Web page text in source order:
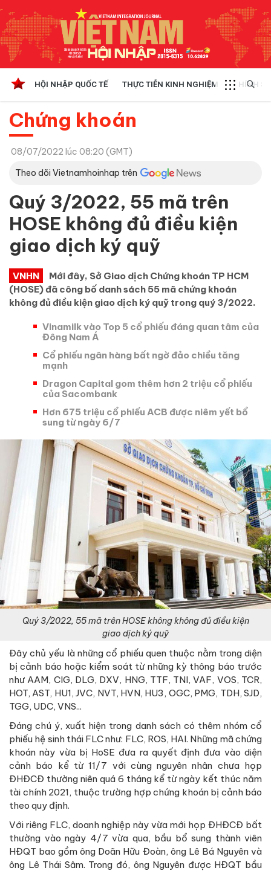
HỘI NHẬP QUỐC TẾ THỰC TIỄN KINH NGHIỆM CHÍNH
Chứng khoán
08/07/2022 lúc 08:20 (GMT)
Theo dõi Vietnamhoinhap trên
Quý 3/2022, 55 mã trên
HOSE không đủ điều kiện
giao dịch ký quỹ
VNHN
Mới đây, Sở Giao dịch Chứng khoán TP HCM
(HOSE) đã công bố danh sách 55 mã chứng khoán
không đủ điều kiện giao dịch ký quỹ trong quý 3/2022.
Vinamilk vào Top 5 cổ phiếu đáng quan tâm của
Đông Nam Á
Cổ phiếu ngân hàng bất ngờ đảo chiều tăng
mạnh
Dragon Capital gom thêm hơn 2 triệu cổ phiếu
của Sacombank
Hơn 675 triệu cổ phiếu ACB được niêm yết bổ
sung từ ngày 6/7
Quý 3/2022, 55 mã trên HOSE không không đủ điều kiện
giao dịch ký quỹ
Đây chủ yếu là những cổ phiếu quen thuộc nằm trong diện
bị cảnh báo hoặc kiểm soát từ những kỳ thông báo trước
như AAM, CIG, DLG, DXV, HNG, TTF, TNI, VAF, VOS, TCR,
HOT, AST, HU1, JVC, NVT, HVN, HU3, OGC, PMG, TDH, SJD,
TGG, UDC, VNS...
Đáng chú ý, xuất hiện trong danh sách có thêm nhóm cổ
phiếu hệ sinh thái FLC như: FLC, ROS, HAI. Những mã chứng
khoán này vừa bị HoSE đưa ra quyết định đưa vào diện
cảnh báo kể từ 11/7 với cùng nguyên nhân chưa họp
ĐHĐCĐ thường niên quá 6 tháng kể từ ngày kết thúc năm
tài chính 2021, thuộc trường hợp chứng khoán bị cảnh báo
theo quy định.
Với riêng FLC, doanh nghiệp này vừa mới họp ĐHĐCĐ bất
thường vào ngày 4/7 vừa qua, bầu bổ sung thành viên
HĐQT bao gồm ông Doãn Hữu Đoàn, ông Lê Bá Nguyên và
ông Lê Thái Sâm. Trong đó, ông Nguyên được HĐQT bầu